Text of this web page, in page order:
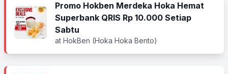
Promo Hokben Merdeka Hoka Hemat
Superbank QRIS Rp 10.000 Setiap
Sabtu
at HokBen (Hoka Hoka Bento)